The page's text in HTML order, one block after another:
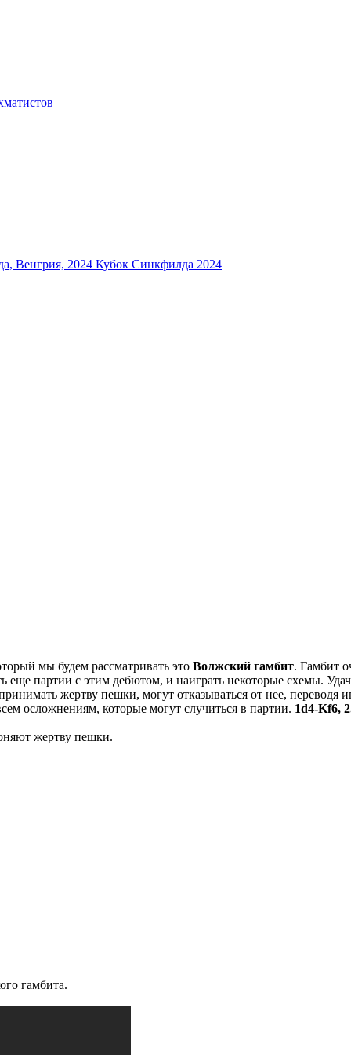
Венгрия, 2024 Кубок Синкфилда 2024
мы будем рассматривать это Волжский гамбит. Гамбит
партии с этим дебютом, и наиграть некоторые схемы.
жертву пешки, могут отказываться от нее, переводя
осложнениям, которые могут случиться в партии. 1d4-Kf6,
жертву пешки.
гамбита.